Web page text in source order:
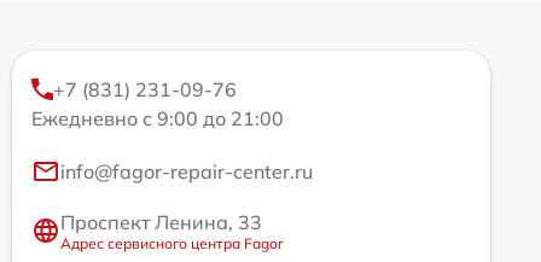
+7 (831) 231-09-76
Ежедневно с 9:00 до 21:00
info@fagor-repair-center.ru
Проспект Ленина, 33
Адрес сервисного центра Fagor